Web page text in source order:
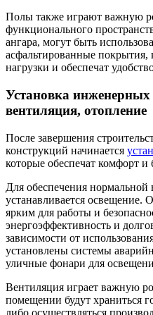
Полы также играют важную
функционального
ангара, могут быть
асфальтированные
нагрузки и обеспечат
Установка инженерных
вентиляция, отопление
После завершения
конструкций начинается
которые обеспечат комфорт и
Для обеспечения нормальной
устанавливается освещение.
ярким для работы и
энергоэффективность и
зависимости от
установлены системы
уличные фонари для
Вентиляция играет важную
помещении будут храниться
либо осуществляться